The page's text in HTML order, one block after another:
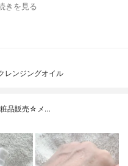
きを見る
レンジングオイル
粧品販売☆メ…